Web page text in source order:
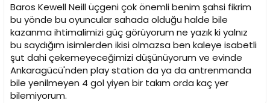
Baros Kewell Neill üçgeni çok önemli benim şahsi fikrim
bu yönde bu oyuncular sahada olduğu halde bile
kazanma ihtimalimizi güç görüyorum ne yazık ki yalnız
bu saydığım isimlerden ikisi olmazsa ben kaleye isabetli
şut dahi çekemeyeceğimizi düşünüyorum ve evinde
Ankaragücü'nden play station da ya da antrenmanda
bile yenilmeyen 4 gol yiyen bir takım orda kaç yer
bilemiyorum.